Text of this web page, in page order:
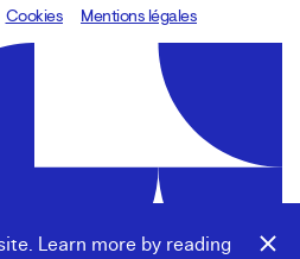
Learn more by reading
8080.studio
Cookies Mentions légales